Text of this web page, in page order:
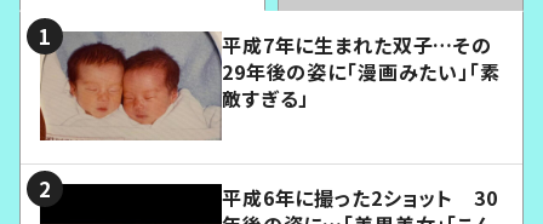
平成7年に生まれた双子…その
29年後の姿に「漫画みたい」「素
敵すぎる」
平成6年に撮った2ショット 30